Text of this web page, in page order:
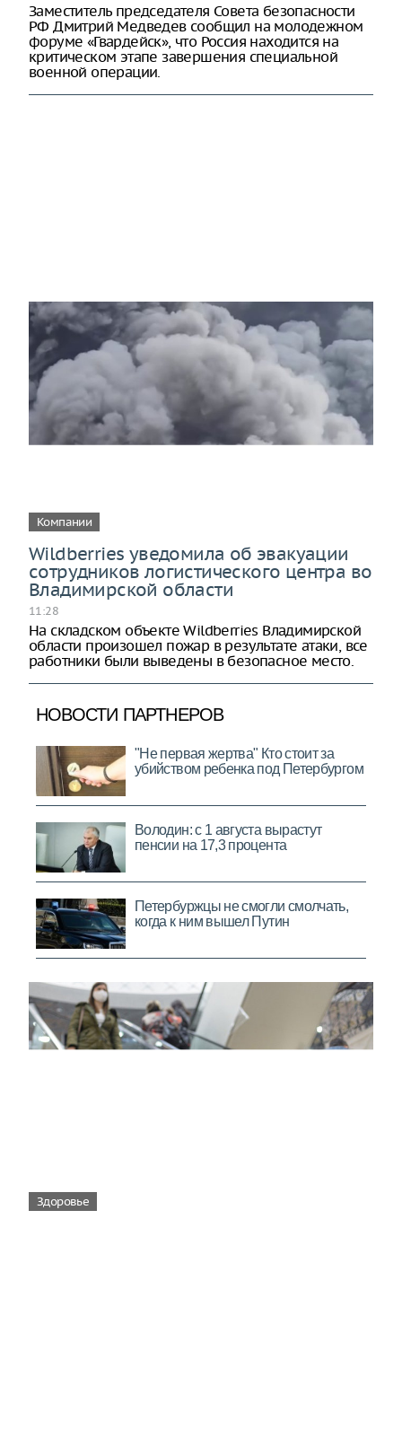
Заместитель председателя Совета безопасности
РФ Дмитрий Медведев сообщил на молодежном
форуме «Гвардейск», что Россия находится на
критическом этапе завершения специальной
военной операции.
Компании
Wildberries уведомила об эвакуации
сотрудников логистического центра во
Владимирской области
11:28
На складском объекте Wildberries Владимирской
области произошел пожар в результате атаки, все
работники были выведены в безопасное место.
Здоровье